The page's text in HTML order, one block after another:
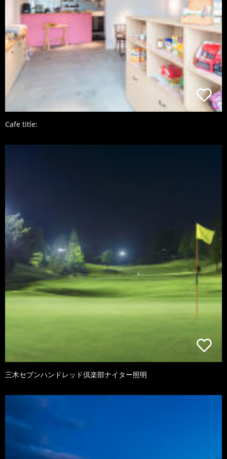
Cafe title:
三木セブンハンドレッド倶楽部ナイター照明